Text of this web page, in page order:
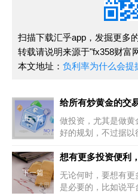
扫描下载汇乎app，发掘更多
转载请说明来源于"fx358财富
本文地址： 负利率为什么会提
上一篇
给所有炒黄金的交
做投资，尤其是做黄
好的规划，不过据以
说，在任何时候它
下一篇
想有更多投资便利
无论何时，要想有更
是必要的，比如说平